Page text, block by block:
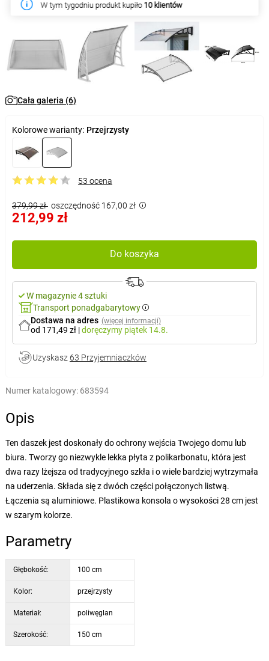
W tym tygodniu produkt kupiło 10 klientów
Cała galeria (6)
Kolorowe warianty: Przejrzysty
53 ocena
379,99 zł oszczędność 167,00 zł
212,99 zł
Do koszyka
W magazynie 4 sztuki
Transport ponadgabarytowy
Dostawa na adres (więcej informacji)
od 171,49 zł |doręczymy piątek 14.8.
Uzyskasz 63 Przyjemniaczków
Numer katalogowy: 683594
Opis
Ten daszek jest doskonały do ochrony wejścia Twojego domu lub
biura. Tworzy go niezwykle lekka płyta z polikarbonatu, która jest
dwa razy lżejsza od tradycyjnego szkła i o wiele bardziej wytrzymała
na uderzenia. Składa się z dwóch części połączonych listwą.
Łączenia są aluminiowe. Plastikowa konsola o wysokości 28 cm jest
w szarym kolorze.
Parametry
Głębokość: 100 cm
Kolor: przejrzysty
Materiał: poliwęglan
Szerokość: 150 cm